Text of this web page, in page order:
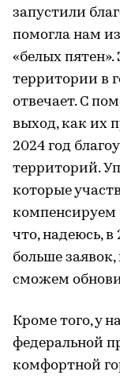
запустили
помогла нам
«белых
территории в
отвечает. С
выход, как их
2024 год
территорий.
которые
компенсируем
что, надеюсь, в
больше
сможем
Кроме того, у
федеральной
комфортной